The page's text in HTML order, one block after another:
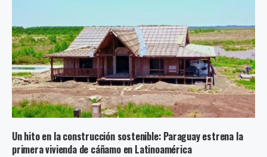
Un hito en la construcción sostenible: Paraguay estrena la
primera vivienda de cáñamo en Latinoamérica